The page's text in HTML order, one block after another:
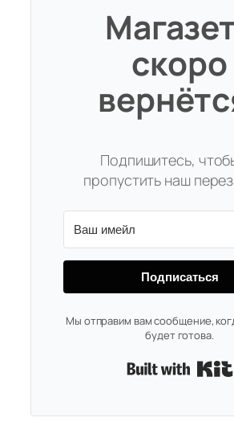
скоро
Подпишитесь,
пропустить наш
Подписаться
Мы отправим вам сообщение,
будет готова.